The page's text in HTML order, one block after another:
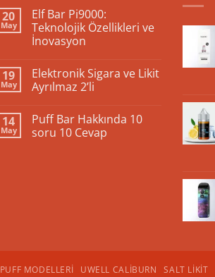
20
May
Elf Bar Pi9000:
Teknolojik Özellikleri ve
İnovasyon
Elf
Bar
Pi9000:
ve
İnovasyon
19
May
Elektronik Sigara ve Likit
Ayrılmaz 2’li
Elektronik
Sigara
ve
14
May
Puff Bar Hakkında 10
soru 10 Cevap
PUFF MODELLERI UWELL CALIBURN SALT LIKIT